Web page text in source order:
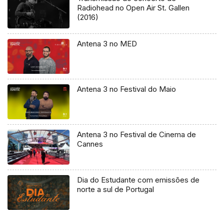
Radiohead no Open Air St. Gallen
(2016)
Antena 3 no MED
Antena 3 no Festival do Maio
Antena 3 no Festival de Cinema de
Cannes
Dia do Estudante com emissões de
norte a sul de Portugal